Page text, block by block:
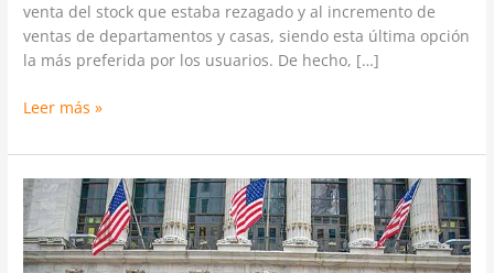
venta del stock que estaba rezagado y al incremento de
ventas de departamentos y casas, siendo esta última opción
la más preferida por los usuarios. De hecho, […]
Leer más »
Los
principales
bancos
de